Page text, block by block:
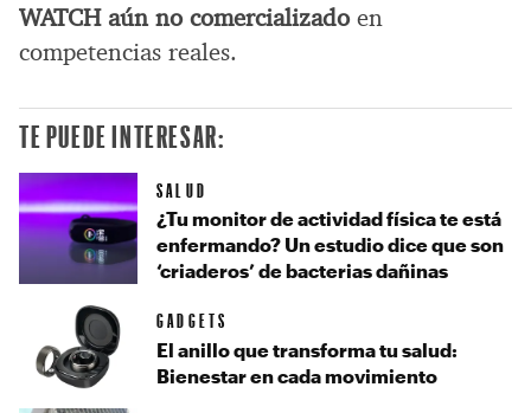
WATCH aún no comercializadoen
competencias reales.
TE PUEDE INTERESAR:
SALUD
¿Tu monitor de actividad física te está
enfermando? Un estudio dice que son
‘criaderos’ de bacterias dañinas
GADGETS
El anillo que transforma tu salud:
Bienestar en cada movimiento